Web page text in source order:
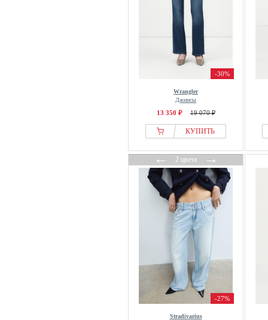
-30%
Wrangler
Джинсы
13 350 ₽ 19 070 ₽
КУПИТЬ
←2 цвета→
-27%
Stradivarius